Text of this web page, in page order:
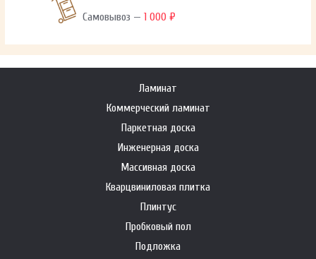
Самовывоз —1 000 ₽
Ламинат
Коммерческий ламинат
Паркетная доска
Инженерная доска
Массивная доска
Кварцвиниловая плитка
Плинтус
Пробковый пол
Подложка